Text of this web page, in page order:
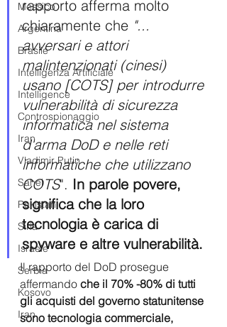
Messico
Argentina
Brasile
Intelligenza Artificiale
Intelligence
Controspionaggio
Iran
Vladimir Putin
Sahel
Pakistan
Siria
Israele
Serbia
Kosovo
Iran
rapporto afferma molto
chiaramente che "...
avversari e attori
malintenzionati (cinesi)
usano [COTS] per introdurre
vulnerabilità di sicurezza
informatica nel sistema
d'arma DoD e nelle reti
informatiche che utilizzano
COTS". In parole povere,
significa che la loro
tecnologia è carica di
spyware e altre vulnerabilità.
Il rapporto del DoD prosegue
affermando che il 70% -80% di tutti
gli acquisti del governo statunitense
sono tecnologia commerciale,